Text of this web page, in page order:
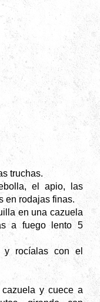
truchas.
el apio, las
en rodajas finas.
en una cazuela
a fuego lento 5
y rocíalas con el
y cuece a